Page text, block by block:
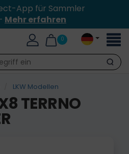
App für Sammler
Mehr erfahren
0
Suche
LKW Modellen
TERRNO